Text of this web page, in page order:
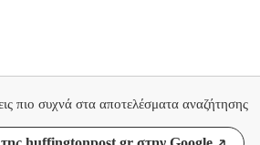
πιο συχνά στα αποτελέσματα αναζήτησης